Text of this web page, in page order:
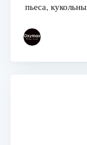
пьеса,